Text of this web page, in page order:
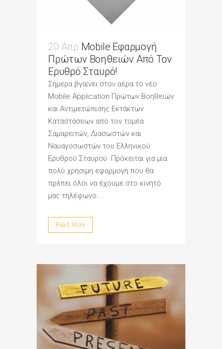
20 Απρ Mobile Εφαρμογή
Πρώτων Βοηθειών Από Τον
Ερυθρό Σταυρό!
Σήμερα βγαίνει στον αέρα το νέο
Mobile Application Πρώτων Βοηθειών
και Αντιμετώπισης Εκτάκτων
Καταστάσεων από τον τομέα
Σαμαρειτών, Διασωστών και
Ναυαγοσωστών του Ελληνικού
Ερυθρού Σταυρού. Πρόκειται για μια
πολύ χρήσιμη εφαρμογή που θα
πρέπει όλοι να έχουμε στο κινητό
μας τηλέφωνο....
Read More